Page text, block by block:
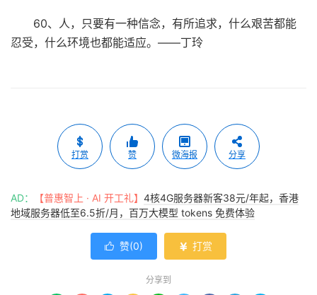
60、人，只要有一种信念，有所追求，什么艰苦都能
忍受，什么环境也都能适应。——丁玲
打赏 赞 微海报 分享
AD： 【普惠智上 · AI 开工礼】 4核4G服务器新客38元/年起，香港
地域服务器低至6.5折/月，百万大模型 tokens 免费体验
 赞(0)  打赏
分享到